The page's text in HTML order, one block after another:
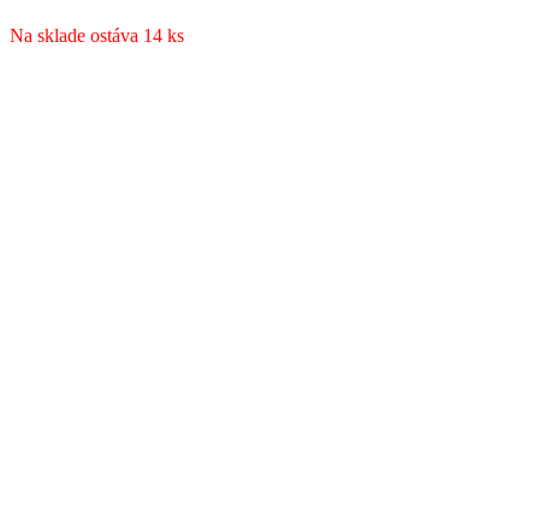
Na sklade ostáva 14 ks